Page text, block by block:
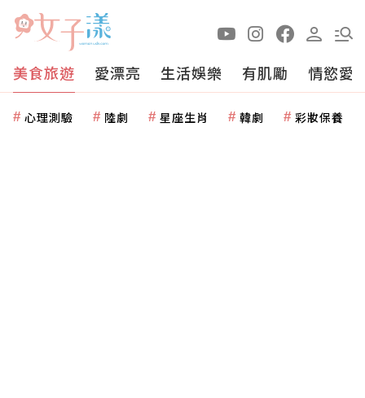
美食旅遊 愛漂亮 生活娛樂 有肌勵 情慾愛
心理測驗 陸劇 星座生肖 韓劇 彩妝保養